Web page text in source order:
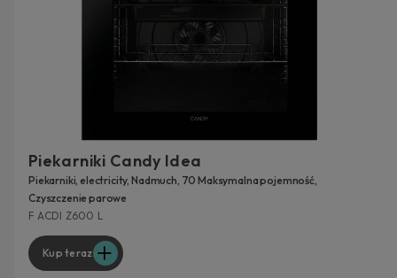
Piekarniki Candy Idea
Piekarniki, electricity, Nadmuch, 70 Maksymalna pojemność,
Czyszczenie parowe
F ACDI Z600 L
Kup teraz